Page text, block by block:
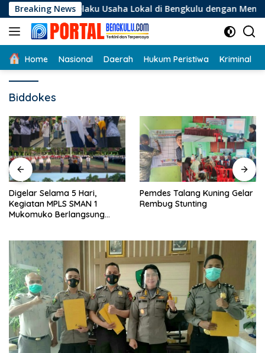
Langsung
ke
konten
Breaking News
Pelaku Usaha Lokal di Bengkulu dengan Meningkatkan
Home Nasional Daerah Hukum Peristiwa Kriminal
Biddokes
Digelar Selama 5 Hari,
Kegiatan MPLS SMAN 1
Mukomuko Berlangsung
Pemdes Talang Kuning Gelar
Rembug Stunting